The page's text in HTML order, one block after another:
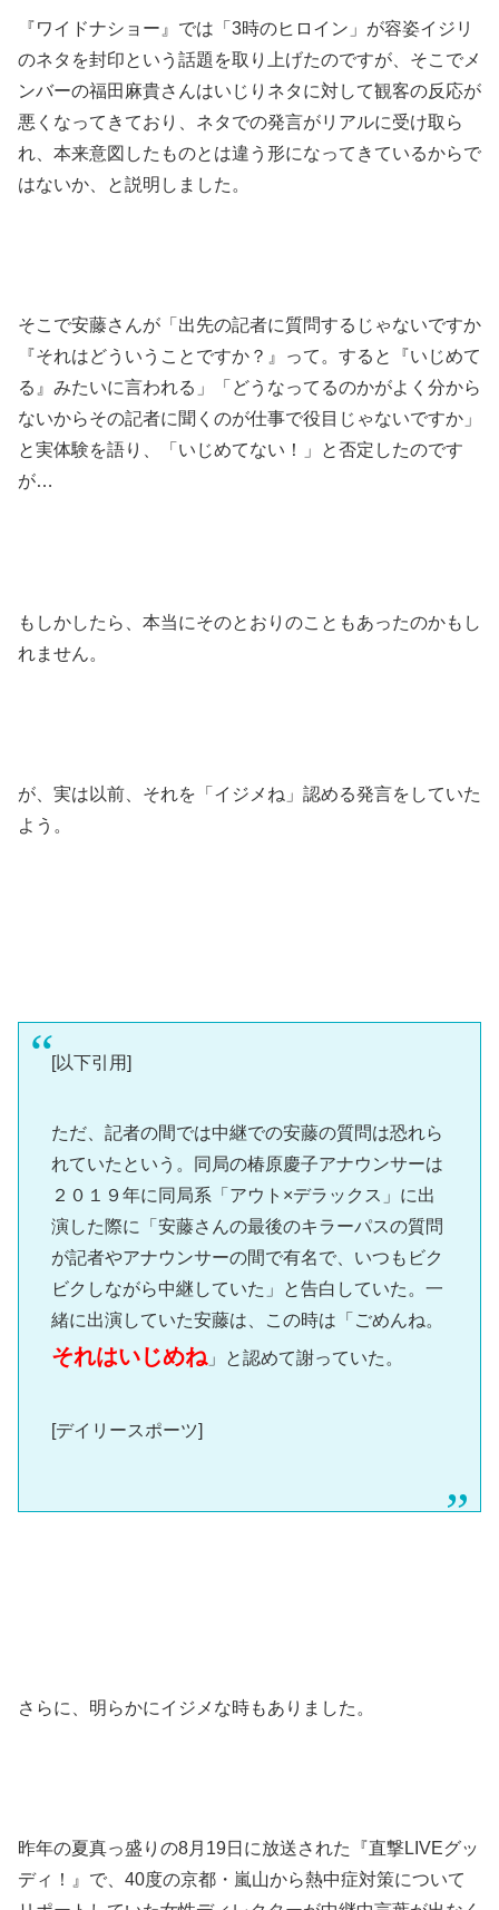
『ワイドナショー』では「3時のヒロイン」が容姿イジリ
のネタを封印という話題を取り上げたのですが、そこでメ
ンバーの福田麻貴さんはいじりネタに対して観客の反応が
悪くなってきており、ネタでの発言がリアルに受け取ら
れ、本来意図したものとは違う形になってきているからで
はないか、と説明しました。
そこで安藤さんが「出先の記者に質問するじゃないですか
『それはどういうことですか？』って。すると『いじめて
る』みたいに言われる」「どうなってるのかがよく分から
ないからその記者に聞くのが仕事で役目じゃないですか」
と実体験を語り、「いじめてない！」と否定したのです
が…
もしかしたら、本当にそのとおりのこともあったのかもし
れません。
が、実は以前、それを「イジメね」認める発言をしていた
よう。
[以下引用]
ただ、記者の間では中継での安藤の質問は恐れら
れていたという。同局の椿原慶子アナウンサーは
２０１９年に同局系「アウト×デラックス」に出
演した際に「安藤さんの最後のキラーパスの質問
が記者やアナウンサーの間で有名で、いつもビク
ビクしながら中継していた」と告白していた。一
緒に出演していた安藤は、この時は「ごめんね。
それはいじめね」と認めて謝っていた。
[デイリースポーツ]
さらに、明らかにイジメな時もありました。
昨年の夏真っ盛りの8月19日に放送された『直撃LIVEグッ
ディ！』で、40度の京都・嵐山から熱中症対策について